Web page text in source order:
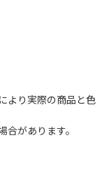
より実際の商品と色
があります。